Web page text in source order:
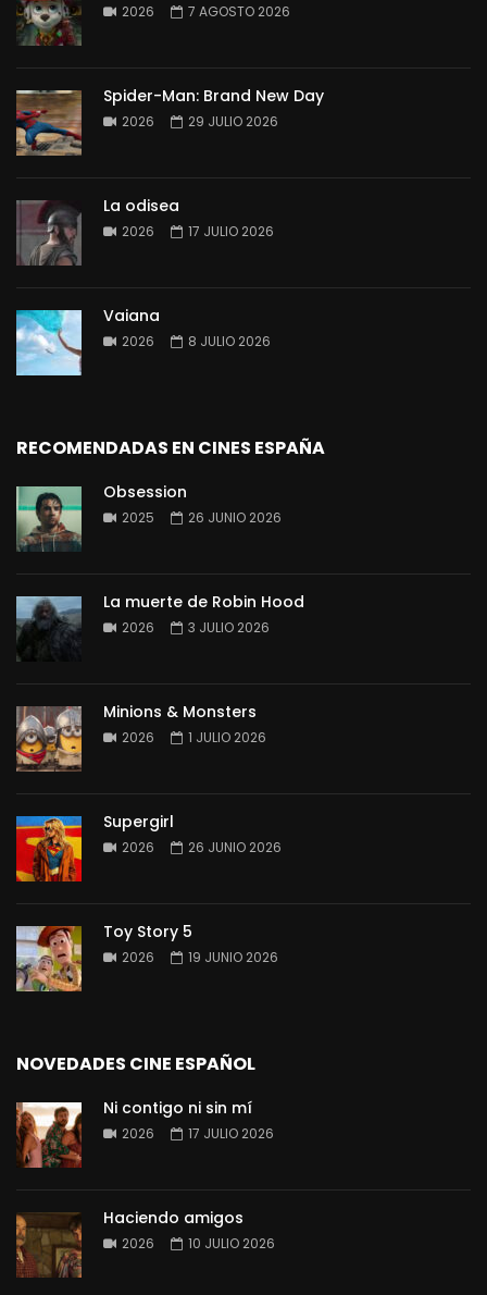
2026 7 AGOSTO 2026
Spider-Man: Brand New Day
2026 29 JULIO 2026
La odisea
2026 17 JULIO 2026
Vaiana
2026 8 JULIO 2026
RECOMENDADAS EN CINES ESPAÑA
Obsession
2025 26 JUNIO 2026
La muerte de Robin Hood
2026 3 JULIO 2026
Minions & Monsters
2026 1 JULIO 2026
Supergirl
2026 26 JUNIO 2026
Toy Story 5
2026 19 JUNIO 2026
NOVEDADES CINE ESPAÑOL
Ni contigo ni sin mí
2026 17 JULIO 2026
Haciendo amigos
2026 10 JULIO 2026